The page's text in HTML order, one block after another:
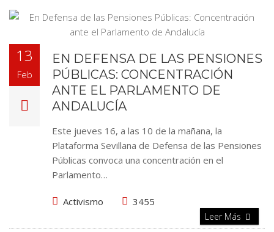
13
Feb
EN DEFENSA DE LAS PENSIONES
PÚBLICAS: CONCENTRACIÓN
ANTE EL PARLAMENTO DE
ANDALUCÍA
Este jueves 16, a las 10 de la mañana, la
Plataforma Sevillana de Defensa de las Pensiones
Públicas convoca una concentración en el
Parlamento…
Activismo 3455
Leer Más